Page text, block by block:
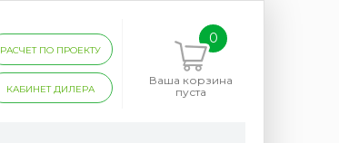
РАСЧЕТ ПО ПРОЕКТУ
КАБИНЕТ ДИЛЕРА
0
Ваша корзина
пуста